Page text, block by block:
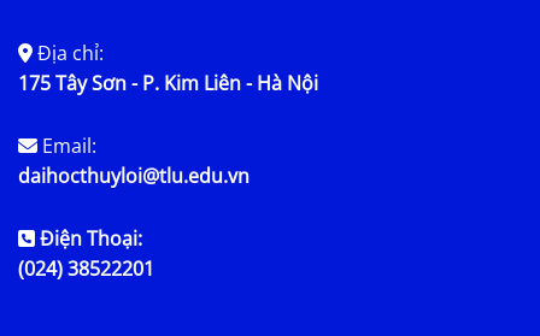
Địa chỉ:
175 Tây Sơn - P. Kim Liên - Hà Nội
Email:
daihocthuyloi@tlu.edu.vn
Điện Thoại:
(024) 38522201